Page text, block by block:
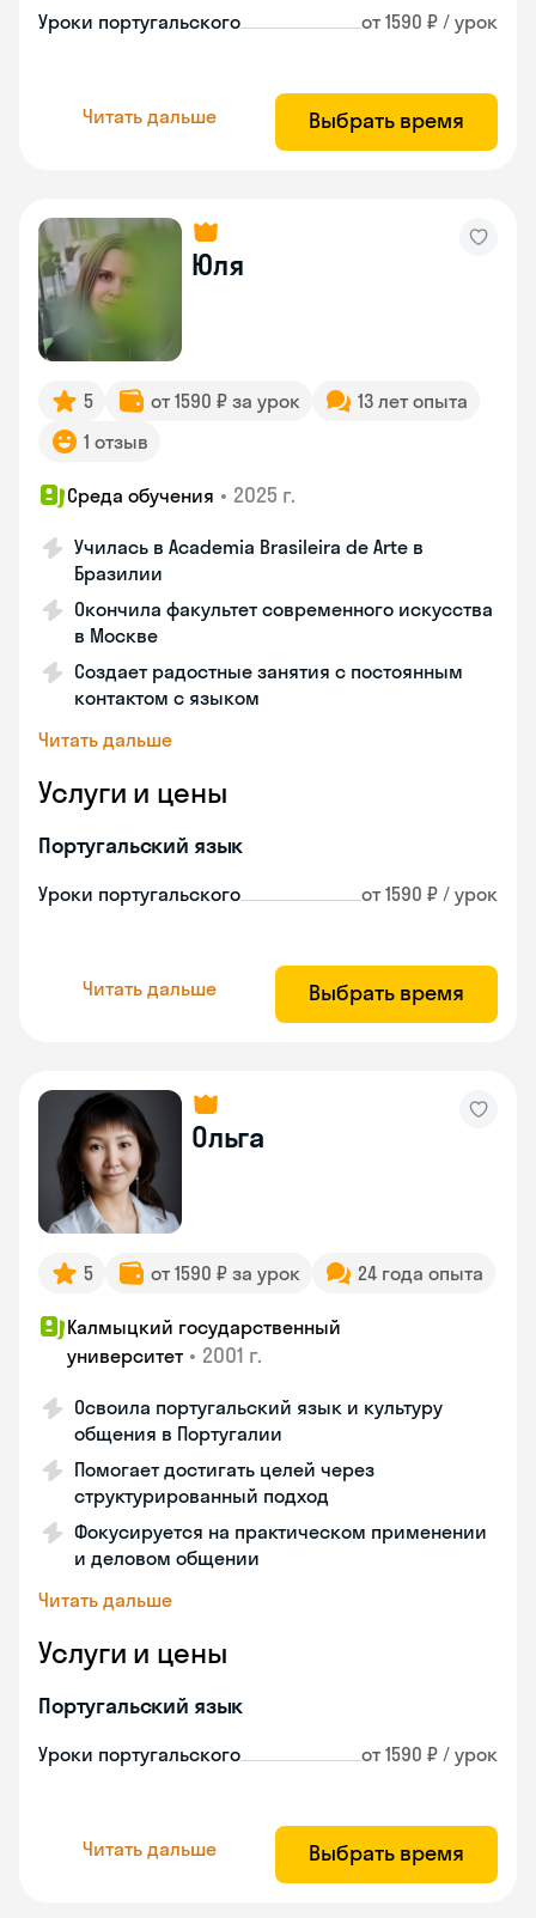
Уроки португальского от 1590 ₽ / урок
Читать дальше Выбрать время
Юля
5 от 1590 ₽ за урок
13 лет опыта
1 отзыв
Среда обучения • 2025 г.
Училась в Academia Brasileira de Arte в
Бразилии
Окончила факультет современного искусства
в Москве
Создает радостные занятия с постоянным
контактом с языком
Читать дальше
Услуги и цены
Португальский язык
Уроки португальского от 1590 ₽ / урок
Читать дальше Выбрать время
Ольга
5 от 1590 ₽ за урок 24 года опыта
Калмыцкий государственный
университет • 2001 г.
Освоила португальский язык и культуру
общения в Португалии
Помогает достигать целей через
структурированный подход
Фокусируется на практическом применении
и деловом общении
Читать дальше
Услуги и цены
Португальский язык
Уроки португальского от 1590 ₽ / урок
Читать дальше Выбрать время